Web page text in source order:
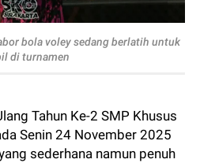
bola voley sedang berlatih untuk
di turnamen
Tahun Ke-2 SMP Khusus
Senin 24 November 2025
sederhana namun penuh